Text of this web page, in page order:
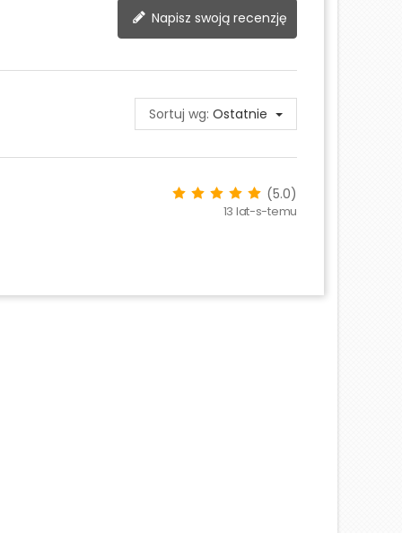
Napisz swoją recenzję
Sortuj wg: Ostatnie
(5.0)
13 lat-s-temu